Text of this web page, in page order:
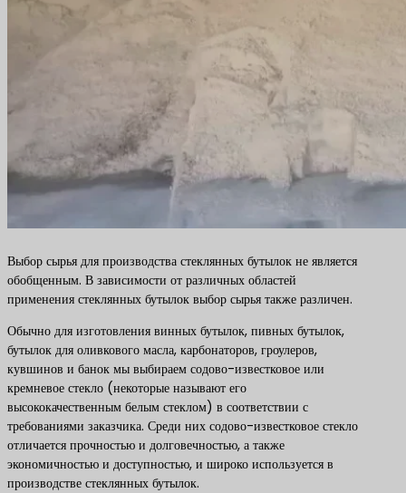
Выбор сырья для производства стеклянных бутылок не является
обобщенным. В зависимости от различных областей
применения стеклянных бутылок выбор сырья также различен.
Обычно для изготовления винных бутылок, пивных бутылок,
бутылок для оливкового масла, карбонаторов, гроулеров,
кувшинов и банок мы выбираем содово-известковое или
кремневое стекло (некоторые называют его
высококачественным белым стеклом) в соответствии с
требованиями заказчика. Среди них содово-известковое стекло
отличается прочностью и долговечностью, а также
экономичностью и доступностью, и широко используется в
производстве стеклянных бутылок.